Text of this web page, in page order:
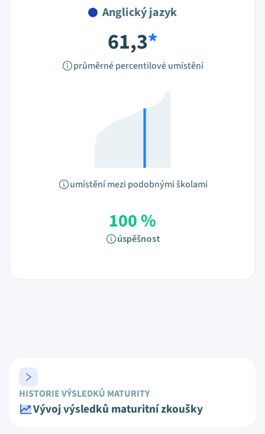
Anglický jazyk
61,3*
průměrné percentilové umístění
umístění mezi podobnými školami
100 %
úspěšnost
HISTORIE VÝSLEDKŮ MATURITY
Vývoj výsledků maturitní zkoušky